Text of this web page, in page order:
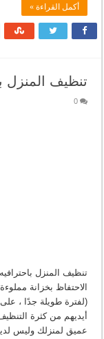
أكمل القراءة »
تنظيف المنزل
0
تنظيف المنزل
الاحتفاظ بخزانة
(لفترة طويلة جدًا ،
أيديهم من كثرة
عميق لمنزلك وليس